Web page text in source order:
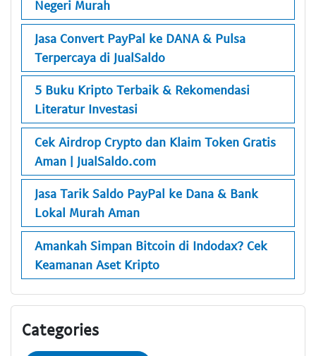
Negeri Murah
Jasa Convert PayPal ke DANA & Pulsa
Terpercaya di JualSaldo
5 Buku Kripto Terbaik & Rekomendasi
Literatur Investasi
Cek Airdrop Crypto dan Klaim Token Gratis
Aman | JualSaldo.com
Jasa Tarik Saldo PayPal ke Dana & Bank
Lokal Murah Aman
Amankah Simpan Bitcoin di Indodax? Cek
Keamanan Aset Kripto
Categories